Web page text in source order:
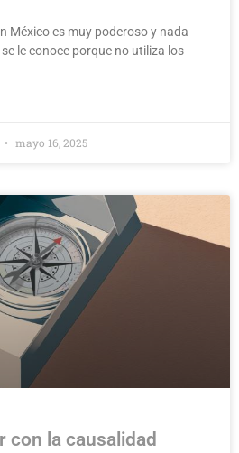
México es muy poderoso y nada
le conoce porque no utiliza los
mayo 16, 2025
con la causalidad